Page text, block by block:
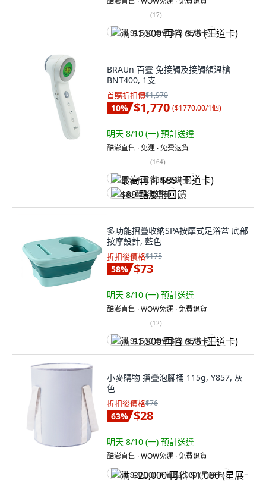
(17)
满 $1,500 再省 $75 (王道卡)
BRAUn 百靈 免接觸及接觸額溫槍
BNT400, 1支
首購折扣價$1,970
10% $1,770 ($1770.00/1個)
明天 8/10 (一) 預計送達
酷澎直售 ∙ 免運 ∙ 免費退貨
(164)
最高再省 $89 (王道卡)
$89 酷澎幣回饋
多功能摺疊收納SPA按摩式足浴盆 底部
按摩設計, 藍色
折扣後價格$175
58% $73
明天 8/10 (一) 預計送達
酷澎直售 ∙ WOW免運 ∙ 免費退貨
(12)
满 $1,500 再省 $75 (王道卡)
小麥購物 摺疊泡腳桶 115g, Y857, 灰
色
折扣後價格$76
63% $28
明天 8/10 (一) 預計送達
酷澎直售 ∙ WOW免運 ∙ 免費退貨
满 $20,000 再省 $1,000 (星展卡)